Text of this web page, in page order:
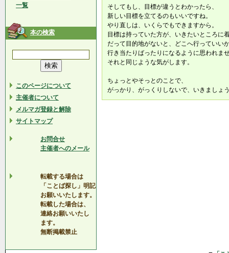
一覧
本の検索
このページについて
主催者について
メルマガ登録と解除
サイトマップ
お問合せ
主催者へのメール
転載する場合は
「ことば探し」明記
お願いいたします。
転載した場合は、
連絡お願いいたし
ます。
無断掲載禁止
そしてもし、目標が違うとわかったら、
新しい目標を立てるのもいいですね。
やり直しは、いくらでもできますから。
目標は持っていた方が、いきたいところに
だって目的地がないと、どこへ行っていい
行き当たりばったりになるように思われま
それと同じような気がします。
ちょっとやそっとのことで、
がっかり、がっくりしないで、いきましょ